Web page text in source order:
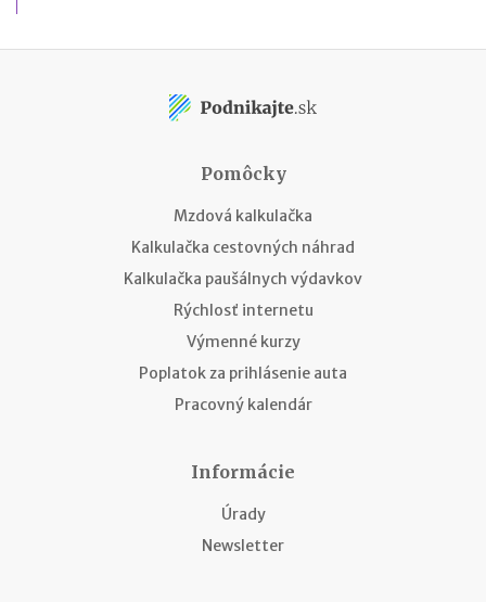
Pomôcky
Mzdová kalkulačka
Kalkulačka cestovných náhrad
Kalkulačka paušálnych výdavkov
Rýchlosť internetu
Výmenné kurzy
Poplatok za prihlásenie auta
Pracovný kalendár
Informácie
Úrady
Newsletter